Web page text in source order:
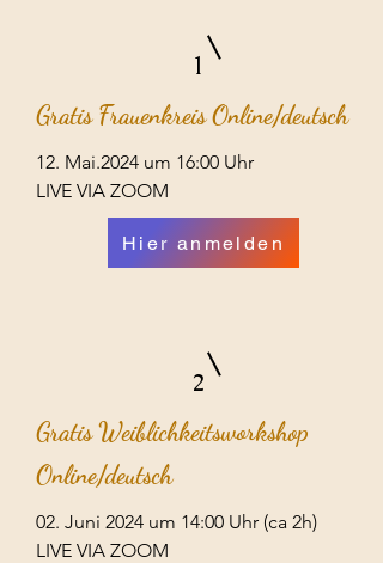
1
Gratis Frauenkreis Online/deutsch
12. Mai.2024 um 16:00 Uhr
LIVE VIA ZOOM
Hier anmelden
2
Gratis Weiblichkeitsworkshop
Online/deutsch
02. Juni 2024 um 14:00 Uhr (ca 2h)
LIVE VIA ZOOM